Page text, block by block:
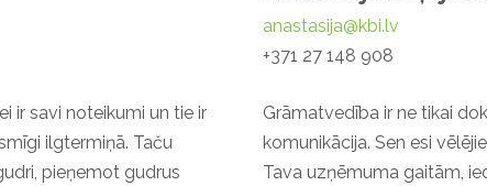
ir savi noteikumi un tie ir
ilgtermiņā. Taču
pieņemot gudrus
anastasija@kbi.lv
+371 27 148 908
Grāmatvedība ir ne tikai
komunikācija. Sen esi
Tava uzņēmuma gaitām,